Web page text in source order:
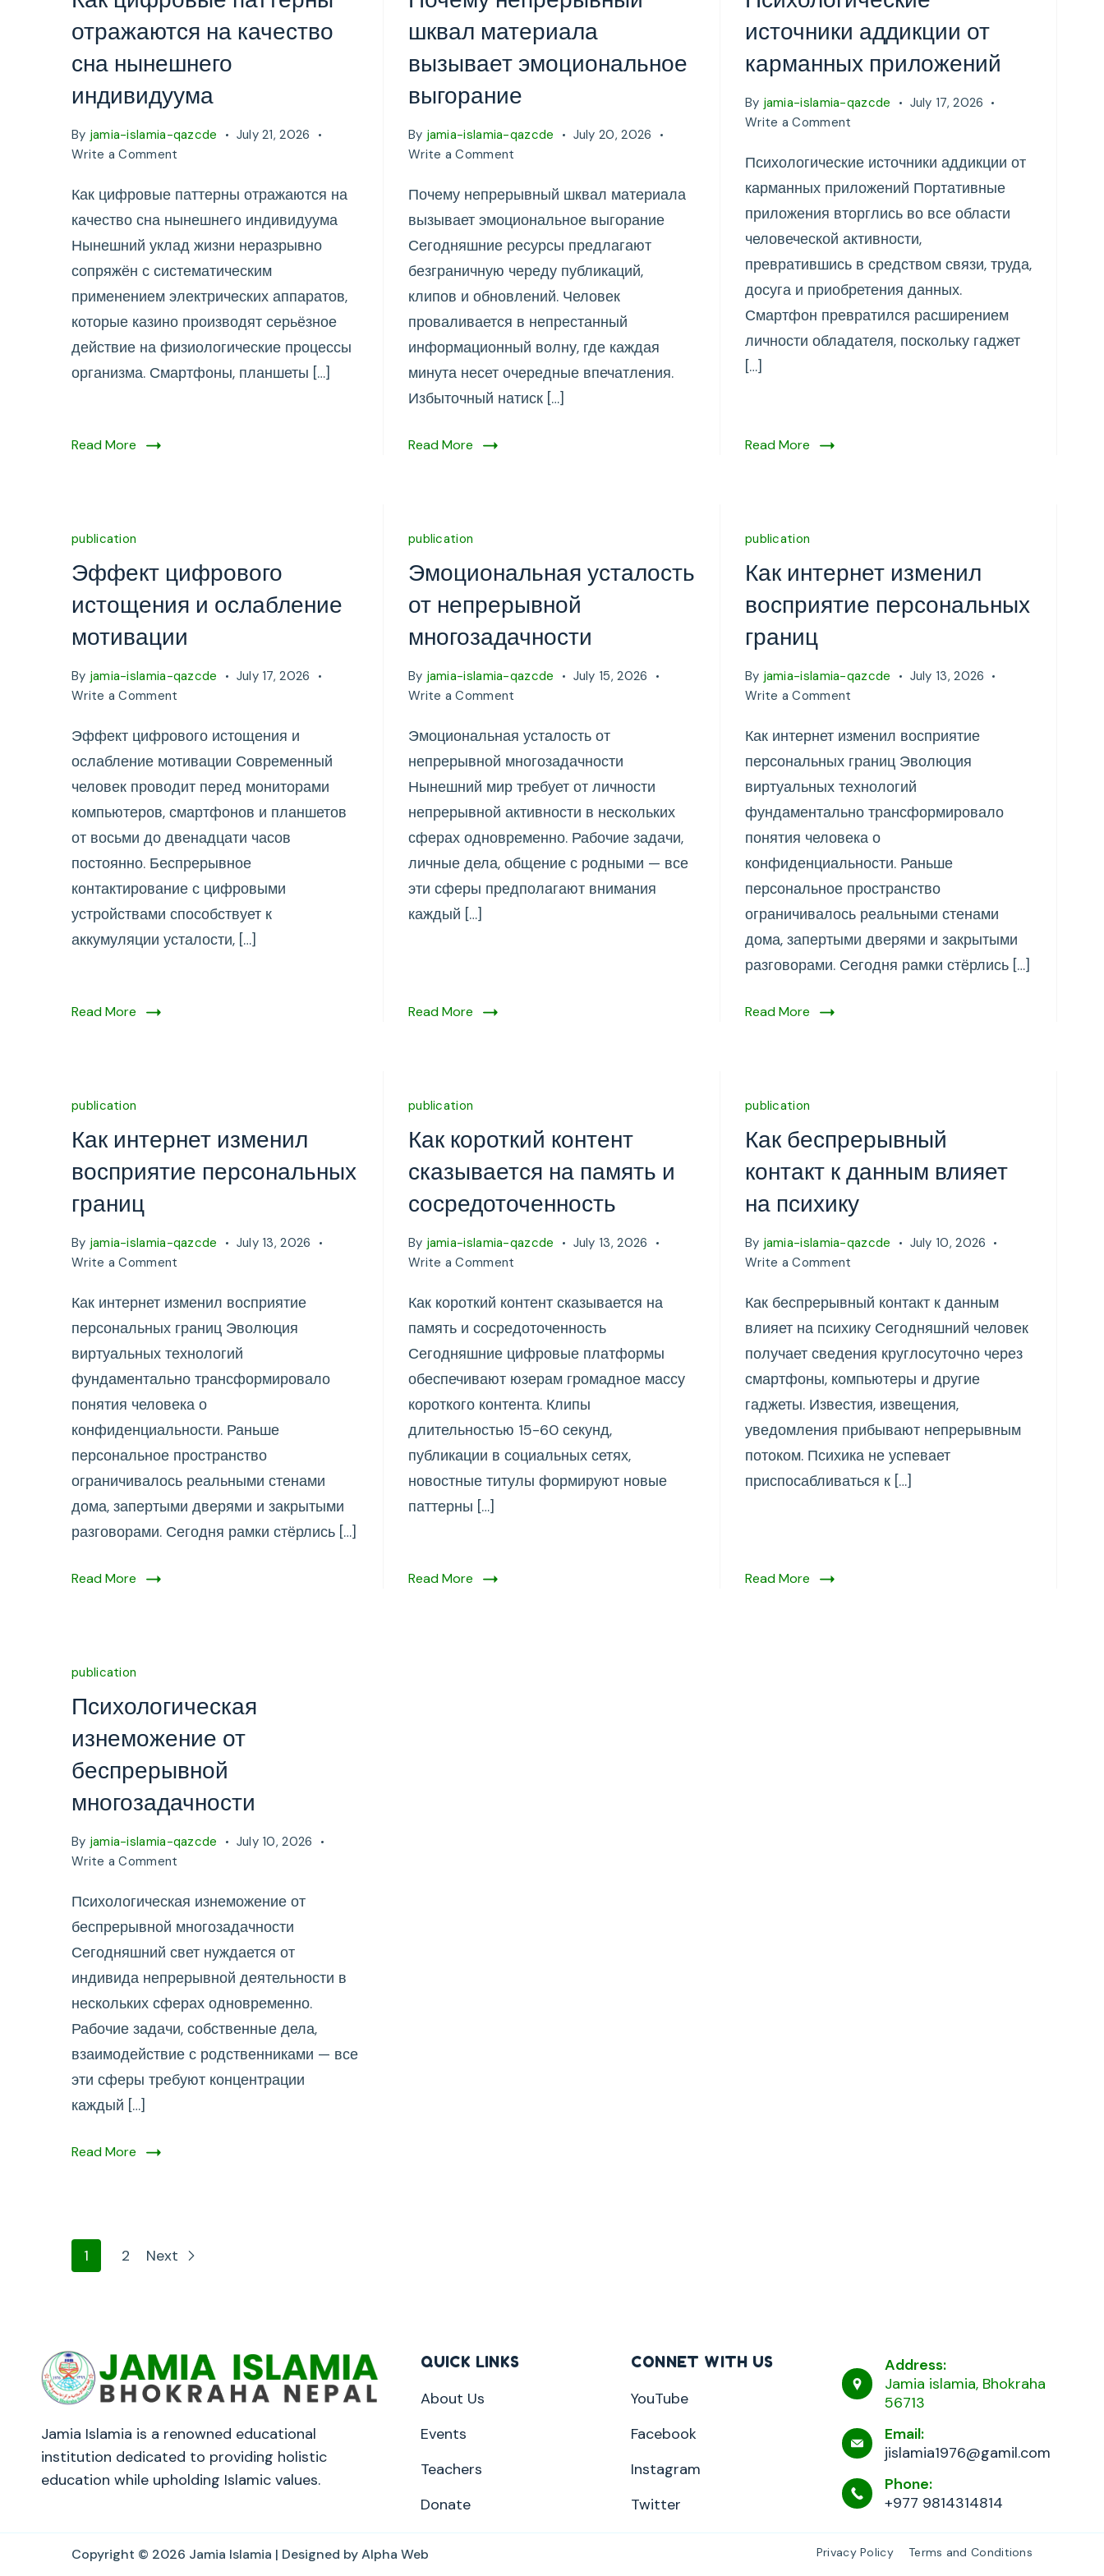
отражаются на качество
сна нынешнего
индивидуума
By jamia-islamia-qazcde
July 21, 2026
Write a Comment
цифровые
паттерны
на
качество
сна
индивидуума
Как цифровые паттерны отражаются на
качество сна нынешнего индивидуума
Нынешний уклад жизни неразрывно
сопряжён с систематическим
применением электрических аппаратов,
которые казино производят серьёзное
действие на физиологические процессы
организма. Смартфоны, планшеты […]
Read More
шквал материала
вызывает эмоциональное
выгорание
By jamia-islamia-qazcde
July 20, 2026
Write a Comment
непрерывный
шквал
вызывает
эмоциональное
выгорание
Почему непрерывный шквал материала
вызывает эмоциональное выгорание
Сегодняшние ресурсы предлагают
безграничную череду публикаций,
клипов и обновлений. Человек
проваливается в непрестанный
информационный волну, где каждая
минута несет очередные впечатления.
Избыточный натиск […]
Read More
источники аддикции от
карманных приложений
By jamia-islamia-qazcde
July 17, 2026
Write a Comment
источники
аддикции
карманных
приложений
Психологические источники аддикции от
карманных приложений Портативные
приложения вторглись во все области
человеческой активности,
превратившись в средством связи, труда,
досуга и приобретения данных.
Смартфон превратился расширением
личности обладателя, поскольку гаджет
[…]
Read More
publication
Эффект цифрового
истощения и ослабление
мотивации
By jamia-islamia-qazcde
July 17, 2026
Write a Comment
цифрового
истощения
ослабление
мотивации
Эффект цифрового истощения и
ослабление мотивации Современный
человек проводит перед мониторами
компьютеров, смартфонов и планшетов
от восьми до двенадцати часов
постоянно. Беспрерывное
контактирование с цифровыми
устройствами способствует к
аккумуляции усталости, […]
Read More
publication
Эмоциональная усталость
от непрерывной
многозадачности
By jamia-islamia-qazcde
July 15, 2026
Write a Comment
усталость
от
непрерывной
многозадачности
Эмоциональная усталость от
непрерывной многозадачности
Нынешний мир требует от личности
непрерывной активности в нескольких
сферах одновременно. Рабочие задачи,
личные дела, общение с родными — все
эти сферы предполагают внимания
каждый […]
Read More
publication
Как интернет изменил
восприятие персональных
границ
By jamia-islamia-qazcde
July 13, 2026
Write a Comment
интернет
изменил
восприятие
персональных
границ
Как интернет изменил восприятие
персональных границ Эволюция
виртуальных технологий
фундаментально трансформировало
понятия человека о
конфиденциальности. Раньше
персональное пространство
ограничивалось реальными стенами
дома, запертыми дверями и закрытыми
разговорами. Сегодня рамки стёрлись […]
Read More
publication
Как интернет изменил
восприятие персональных
границ
By jamia-islamia-qazcde
July 13, 2026
Write a Comment
интернет
изменил
восприятие
персональных
границ
Как интернет изменил восприятие
персональных границ Эволюция
виртуальных технологий
фундаментально трансформировало
понятия человека о
конфиденциальности. Раньше
персональное пространство
ограничивалось реальными стенами
дома, запертыми дверями и закрытыми
разговорами. Сегодня рамки стёрлись […]
Read More
publication
Как короткий контент
сказывается на память и
сосредоточенность
By jamia-islamia-qazcde
July 13, 2026
Write a Comment
короткий
контент
сказывается
на
память
и
Как короткий контент сказывается на
память и сосредоточенность
Сегодняшние цифровые платформы
обеспечивают юзерам громадное массу
короткого контента. Клипы
длительностью 15-60 секунд,
публикации в социальных сетях,
новостные титулы формируют новые
паттерны […]
Read More
publication
Как беспрерывный
контакт к данным влияет
на психику
By jamia-islamia-qazcde
July 10, 2026
Write a Comment
беспрерывный
контакт
данным
влияет
на
Как беспрерывный контакт к данным
влияет на психику Сегодняшний человек
получает сведения круглосуточно через
смартфоны, компьютеры и другие
гаджеты. Известия, извещения,
уведомления прибывают непрерывным
потоком. Психика не успевает
приспосабливаться к […]
Read More
publication
Психологическая
изнеможение от
беспрерывной
многозадачности
By jamia-islamia-qazcde
July 10, 2026
Write a Comment
изнеможение
от
беспрерывной
многозадачности
Психологическая изнеможение от
беспрерывной многозадачности
Сегодняшний свет нуждается от
индивида непрерывной деятельности в
нескольких сферах одновременно.
Рабочие задачи, собственные дела,
взаимодействие с родственниками — все
эти сферы требуют концентрации
каждый […]
Read More
1 2 Next
Jamia Islamia is a renowned educational
institution dedicated to providing holistic
education while upholding Islamic values.
QUICK LINKS
About Us
Events
Teachers
Donate
CONNET WITH US
YouTube
Facebook
Instagram
Twitter
Address:
Jamia islamia, Bhokraha
56713
Email:
jislamia1976@gamil.com
Phone:
+977 9814314814
Copyright © 2026 Jamia Islamia | Designed byAlpha Web Privacy Policy Terms and Conditions